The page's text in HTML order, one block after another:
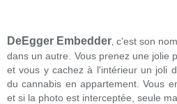
DeEgger Embedder c'est son
dans un autre. Vous prenez une jolie
et vous y cachez à l'intérieur un joli
du cannabis en appartement. Vous
et si la photo est interceptée, seule